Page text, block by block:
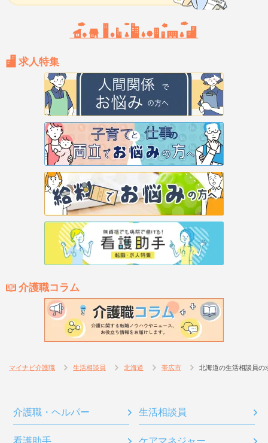
求人特集
介護職コラム
マイナビ介護職 生活相談員 北海道 帯広市 北海道の生活相談員の
介護職・ヘルパー 生活相談員
看護助手 ケアマネジャー